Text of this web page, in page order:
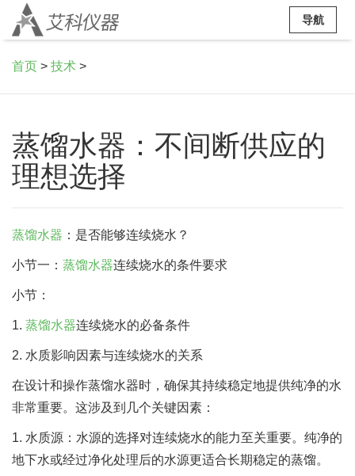
导航
首页 > 技术 >
蒸馏水器：不间断供应的
理想选择
蒸馏水器 ：是否能够连续烧水？
小节一： 蒸馏水器连续烧水的条件要求
小节：
1. 蒸馏水器连续烧水的必备条件
2. 水质影响因素与连续烧水的关系
在设计和操作蒸馏水器时，确保其持续稳定地提供纯净的水
非常重要。这涉及到几个关键因素：
1. 水质源：水源的选择对连续烧水的能力至关重要。纯净的
地下水或经过净化处理后的水源更适合长期稳定的蒸馏。